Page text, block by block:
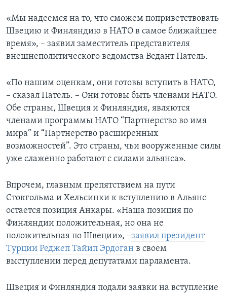
«Мы надеемся на то, что сможем поприветствовать
Швецию и Финляндию в НАТО в самое ближайшее
время», – заявил заместитель представителя
внешнеполитического ведомства Ведант Патель.
«По нашим оценкам, они готовы вступить в НАТО,
– сказал Патель. – Они готовы быть членами НАТО.
Обе страны, Швеция и Финляндия, являются
членами программы НАТО “Партнерство во имя
мира” и “Партнерство расширенных
возможностей”. Это страны, чьи вооруженные силы
уже слаженно работают с силами альянса».
Впрочем, главным препятствием на пути
Стокгольма и Хельсинки к вступлению в Альянс
остается позиция Анкары. «Наша позиция по
Финляндии положительная, но она не
положительная по Швеции», –заявил президент
Турции Реджеп Тайип Эрдоган в своем
выступлении перед депутатами парламента.
Швеция и Финляндия подали заявки на вступление